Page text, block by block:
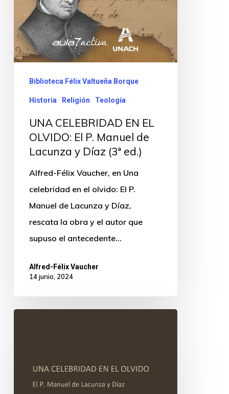
Biblioteca Félix Valtueña Borque
Historia Religión Teología
UNA CELEBRIDAD EN EL
OLVIDO: El P. Manuel de
Lacunza y Díaz (3ª ed.)
Alfred-Félix Vaucher, en Una
celebridad en el olvido: El P.
Manuel de Lacunza y Díaz,
rescata la obra y el autor que
supuso el antecedente…
Alfred-Félix Vaucher
14 junio, 2024